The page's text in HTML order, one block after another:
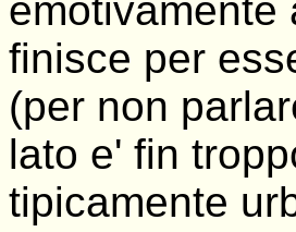
emotivamente
finisce per
(per non
lato e' fin
tipicamente